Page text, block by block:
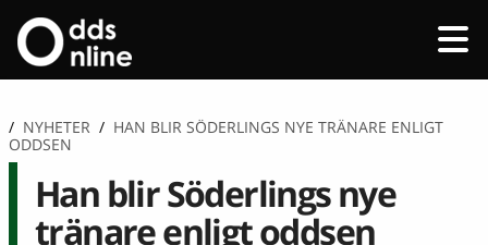
/ NYHETER / HAN BLIR SÖDERLINGS NYE TRÄNARE ENLIGT
ODDSEN
Han blir Söderlings nye
tränare enligt oddsen